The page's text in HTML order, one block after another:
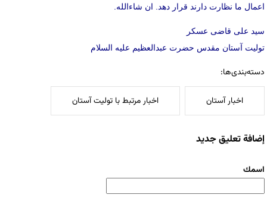
اعمال ما نظارت دارند قرار دهد. ان شاءالله.
سید علی قاضی عسکر
تولیت آستان مقدس حضرت عبدالعظیم علیه السلام
دسته‌بندی‌ها:
اخبار آستان اخبار مرتبط با تولیت آستان
إضافة تعليق جديد
‏اسمك ‏